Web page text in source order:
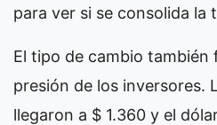
para ver si se consolida la
El tipo de cambio también
presión de los inversores.
llegaron a $ 1.360 y el